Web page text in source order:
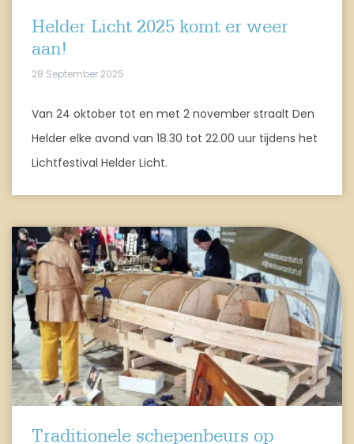
Helder Licht 2025 komt er weer
aan!
28 September 2025
Van 24 oktober tot en met 2 november straalt Den
Helder elke avond van 18.30 tot 22.00 uur tijdens het
Lichtfestival Helder Licht.
Traditionele schepenbeurs op